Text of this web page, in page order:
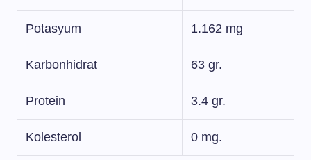
Potasyum 1.162 mg
Karbonhidrat 63 gr.
Protein 3.4 gr.
Kolesterol 0 mg.